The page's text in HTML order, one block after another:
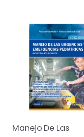
Manejo De Las